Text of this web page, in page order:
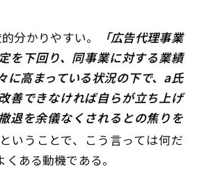
分かりやすい。
「広告代理事業
を下回り、同事業に対する業績
に高まっている状況の下で、a氏
善できなければ自らが立ち上げ
退を余儀なくされるとの焦りを
ということで、こう言っては何だ
ある動機である。